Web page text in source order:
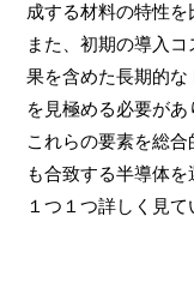
成する材料の特性を
また、初期の導入
果を含めた長期的
を見極める必要があ
これらの要素を総
も合致する半導体を
１つ１つ詳しく見て